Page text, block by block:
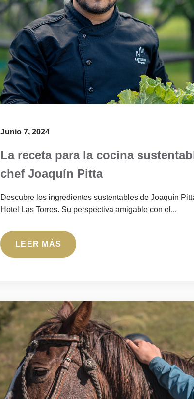
Junio 7, 2024
La receta para la cocina
chef Joaquín Pitta
Descubre los ingredientes sustentables de Joaquín
Hotel Las Torres. Su perspectiva amigable con el...
LEER MÁS